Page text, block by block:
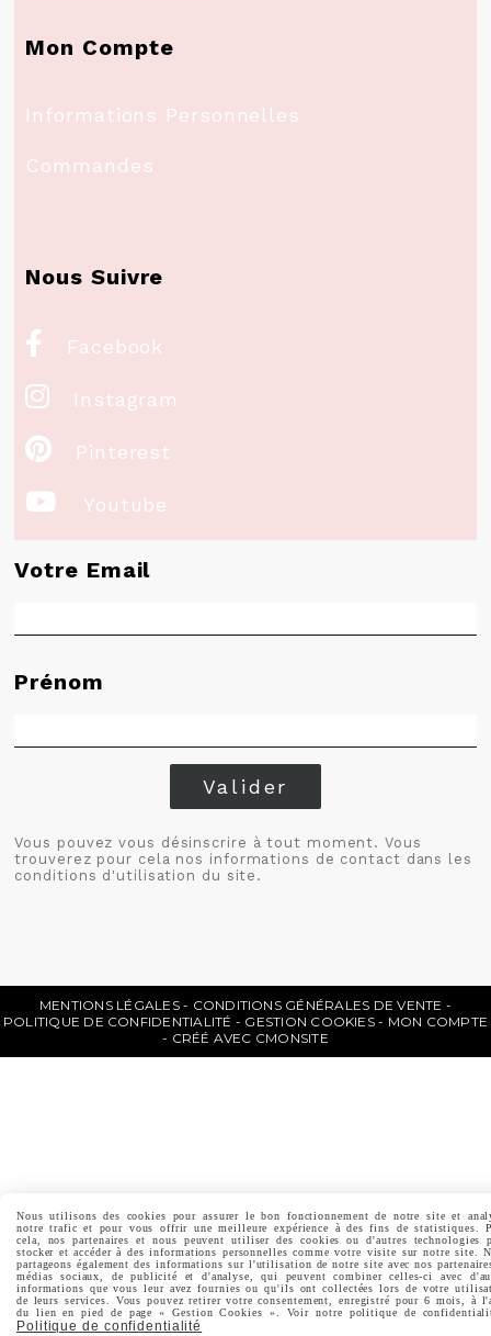
Mon Compte
Informations Personnelles
Commandes
Nous Suivre
 Facebook
 Instagram
 Pinterest
 Youtube
Votre Email
Prénom
Valider
Vous pouvez vous désinscrire à tout moment. Vous
trouverez pour cela nos informations de contact dans les
conditions d'utilisation du site.
MENTIONS LÉGALES
CONDITIONS GÉNÉRALES DE VENTE
POLITIQUE DE CONFIDENTIALITÉ
GESTION COOKIES
MON COMPTE
CRÉÉ AVEC CMONSITE
Nous utilisons des cookies pour assurer le bon fonctionnement de notre site et
notre trafic et pour vous offrir une meilleure expérience à des fins de statistiques.
cela, nos partenaires et nous peuvent utiliser des cookies ou d'autres technologies
stocker et accéder à des informations personnelles comme votre visite sur notre site.
partageons également des informations sur l'utilisation de notre site avec nos
médias sociaux, de publicité et d'analyse, qui peuvent combiner celles-ci avec
informations que vous leur avez fournies ou qu'ils ont collectées lors de votre
de leurs services. Vous pouvez retirer votre consentement, enregistré pour 6 mois, à
du lien en pied de page « Gestion Cookies ». Voir notre politique de
Politique de confidentialité